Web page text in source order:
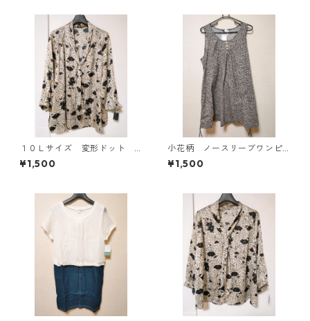
１０Ｌサイズ 変形ドット
花柄 ボウタイブラウス オ
フホワイト KAE-4774
¥1,500
小花柄 ノースリーブワンピ
ース ４Ｌ ブラック KAE-
4819
¥1,500